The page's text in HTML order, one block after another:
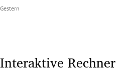
Gestern
Interaktive Rechner